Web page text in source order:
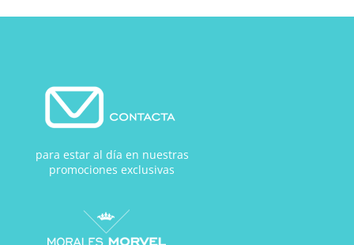
para estar al día en nuestras
promociones exclusivas